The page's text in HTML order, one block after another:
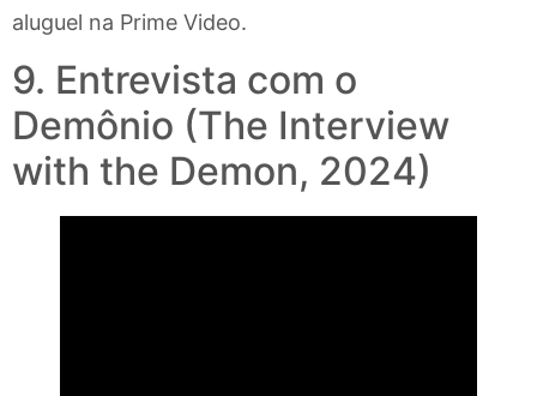
aluguel na Prime Video.
9. Entrevista com o
Demônio (The Interview
with the Demon, 2024)